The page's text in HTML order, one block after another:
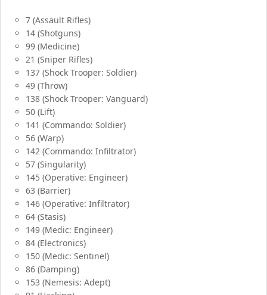
7 (Assault Rifles)
14 (Shotguns)
99 (Medicine)
21 (Sniper Rifles)
137 (Shock Trooper: Soldier)
49 (Throw)
138 (Shock Trooper: Vanguard)
50 (Lift)
141 (Commando: Soldier)
56 (Warp)
142 (Commando: Infiltrator)
57 (Singularity)
145 (Operative: Engineer)
63 (Barrier)
146 (Operative: Infiltrator)
64 (Stasis)
149 (Medic: Engineer)
84 (Electronics)
150 (Medic: Sentinel)
86 (Damping)
153 (Nemesis: Adept)